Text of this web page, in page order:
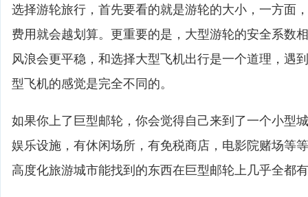
选择游轮旅行，首先要看的就是游轮的大小，一方面
费用就会越划算。更重要的是，大型游轮的安全系数
风浪会更平稳，和选择大型飞机出行是一个道理，遇
型飞机的感觉是完全不同的。
如果你上了巨型邮轮，你会觉得自己来到了一个小型
娱乐设施，有休闲场所，有免税商店，电影院赌场等
高度化旅游城市能找到的东西在巨型邮轮上几乎全都